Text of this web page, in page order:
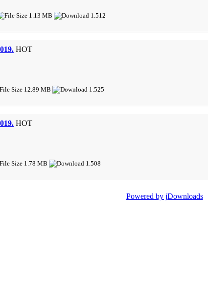
1.13 MB 1.512
HOT
12.89 MB 1.525
HOT
1.78 MB 1.508
Powered by jDownloads